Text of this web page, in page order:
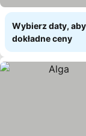
Wybierz daty,
dokładne ceny